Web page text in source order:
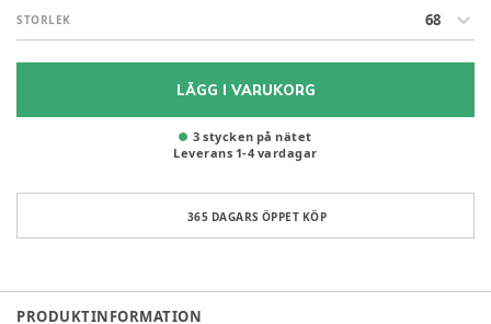
STORLEK 68
LÄGG I VARUKORG
3 stycken på nätet
Leverans 1-4 vardagar
365 DAGARS ÖPPET KÖP
PRODUKTINFORMATION